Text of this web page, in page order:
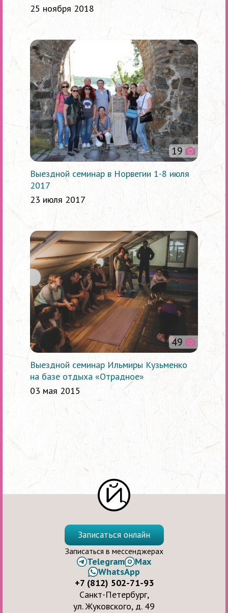
25 ноября 2018
19
Выездной семинар в Норвегии 1-8 июля
2017
23 июля 2017
49
Выездной семинар Ильмиры Кузьменко
на базе отдыха «Отрадное»
03 мая 2015
Записаться онлайн
Записаться в мессенджерах
Telegram
Max
WhatsApp
+7 (812) 502-71-93
Санкт-Петербург,
ул. Жуковского, д. 49